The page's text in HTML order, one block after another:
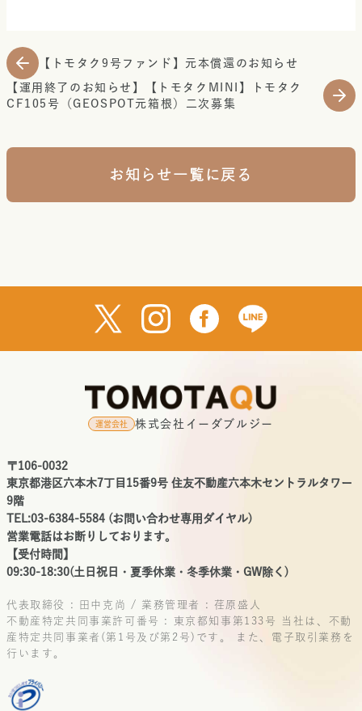
【トモタク9号ファンド】元本償還のお知らせ
【運用終了のお知らせ】【トモタクMINI】トモタク
CF105号（GEOSPOT元箱根）二次募集
お知らせ一覧に戻る
運営会社 株式会社イーダブルジー
〒106-0032
東京都港区六本木7丁目15番9号 住友不動産六本木セントラルタワー
9階
TEL:03-6384-5584 (お問い合わせ専用ダイヤル)
営業電話はお断りしております。
【受付時間】
09:30-18:30(土日祝日・夏季休業・冬季休業・GW除く)
代表取締役 : 田中克尚 / 業務管理者 : 荏原盛人
不動産特定共同事業許可番号 : 東京都知事第133号
当社は、不動
産特定共同事業者(第1号及び第2号)です。
また、電子取引業務を
行います。